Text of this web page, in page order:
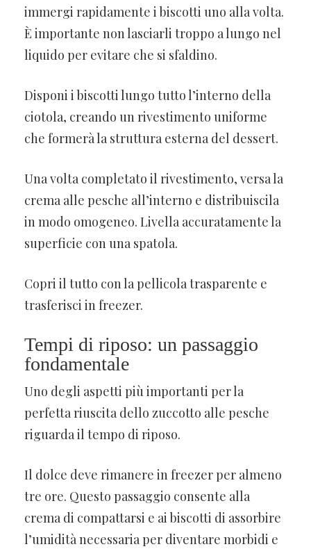
immergi rapidamente i biscotti uno alla volta.
È importante non lasciarli troppo a lungo nel
liquido per evitare che si sfaldino.
Disponi i biscotti lungo tutto l’interno della
ciotola, creando un rivestimento uniforme
che formerà la struttura esterna del dessert.
Una volta completato il rivestimento, versa la
crema alle pesche all’interno e distribuiscila
in modo omogeneo. Livella accuratamente la
superficie con una spatola.
Copri il tutto con la pellicola trasparente e
trasferisci in freezer.
Tempi di riposo: un passaggio
fondamentale
Uno degli aspetti più importanti per la
perfetta riuscita dello zuccotto alle pesche
riguarda il tempo di riposo.
Il dolce deve rimanere in freezer per almeno
tre ore. Questo passaggio consente alla
crema di compattarsi e ai biscotti di assorbire
l’umidità necessaria per diventare morbidi e